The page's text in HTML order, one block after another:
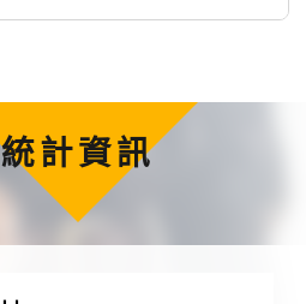
統計資訊